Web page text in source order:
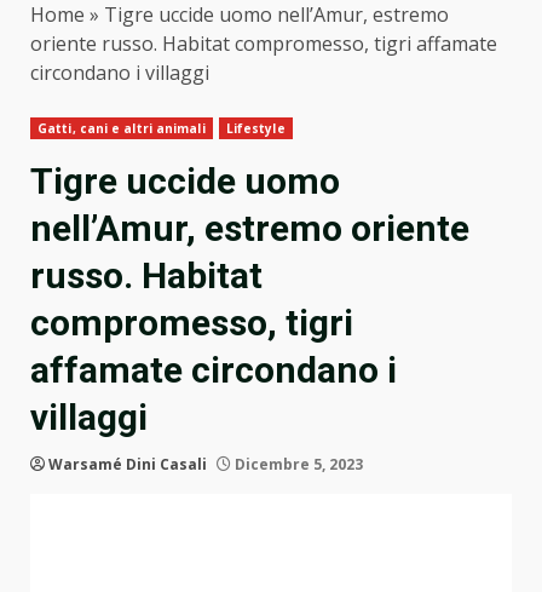
Home » Tigre uccide uomo nell’Amur, estremo
oriente russo. Habitat compromesso, tigri affamate
circondano i villaggi
Gatti, cani e altri animali Lifestyle
Tigre uccide uomo
nell’Amur, estremo oriente
russo. Habitat
compromesso, tigri
affamate circondano i
villaggi
Warsamé Dini Casali Dicembre 5, 2023